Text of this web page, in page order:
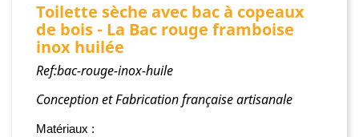
Toilette sèche avec bac à copeaux
de bois - La Bac rouge framboise
inox huilée
Ref:bac-rouge-inox-huile
Conception et Fabrication française artisanale
Matériaux :